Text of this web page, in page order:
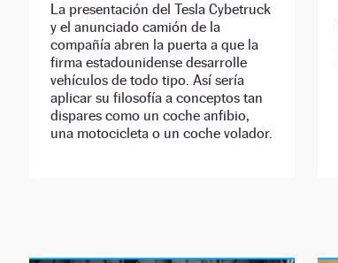
La presentación del Tesla Cybetruck
y el anunciado camión de la
compañía abren la puerta a que la
firma estadounidense desarrolle
vehículos de todo tipo. Así sería
aplicar su filosofía a conceptos tan
dispares como un coche anfibio,
una motocicleta o un coche volador.